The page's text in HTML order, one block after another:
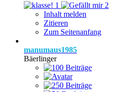
1
2
Inhalt melden
Zitieren
Zum Seitenanfang
manumaus1985
Bäerlinger